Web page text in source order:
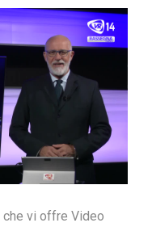
che vi offre Video